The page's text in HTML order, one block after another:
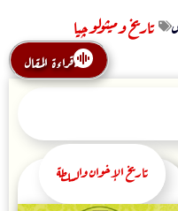
تاريخ وميثولوچيا
قراءة المقال
تاريخ الإخوان والسلطة